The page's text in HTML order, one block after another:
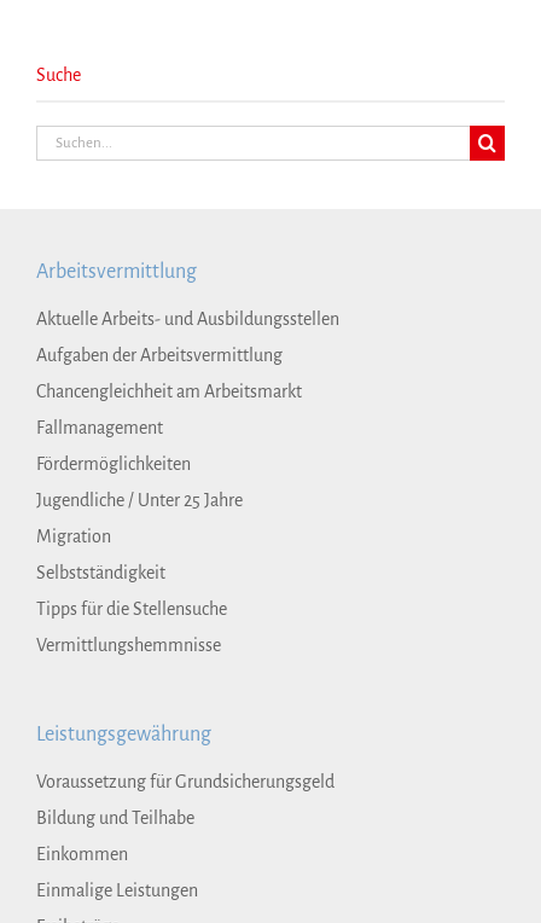
Suche
Suche
Arbeitsvermittlung
Aktuelle Arbeits- und Ausbildungsstellen
Aufgaben der Arbeitsvermittlung
Chancengleichheit am Arbeitsmarkt
Fallmanagement
Fördermöglichkeiten
Jugendliche / Unter 25 Jahre
Migration
Selbstständigkeit
Tipps für die Stellensuche
Vermittlungshemmnisse
Leistungsgewährung
Voraussetzung für Grundsicherungsgeld
Bildung und Teilhabe
Einkommen
Einmalige Leistungen